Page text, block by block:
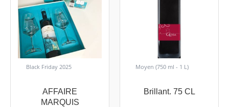
Black Friday 2025
AFFAIRE
MARQUIS
Moyen (750 ml - 1 L)
Brillant. 75 CL